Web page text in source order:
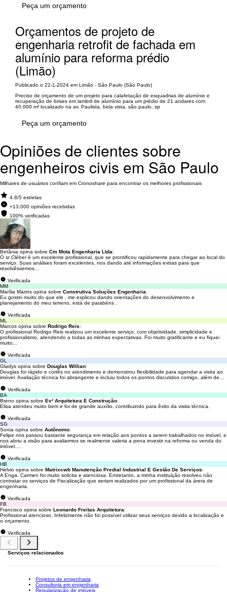
Peça um orçamento
Orçamentos de projeto de
engenharia retrofit de fachada em
alumínio para reforma prédio
(Limão)
Publicado o 22-1-2024 em Limão - São Paulo (São Paulo)
Preciso de orçamento de um projeto para calafetação de esquadrias de alumínio e
recuperação de brises em lambril de alumínio para um prédio de 21 andares com
40.000 m² localizado na av. Paulista, bela vista, são paulo, sp
Peça um orçamento
Opiniões de clientes sobre
engenheiros civis em São Paulo
Milhares de usuários confiam em Cronoshare para encontrar os melhores profissionais
4.8/5 estrelas
+13.000 opiniões recebidas
100% verificadas
Betânia opina sobre Cm Mota Engenharia Ltda:
O sr Cléber é um excelente profissional, que se prontificou rapidamente para chegar ao local do
serviço. Suas análises foram excelentes, nos dando até informações extras para que
resolvêssemos...
Verificada
MM
Marília Marins opina sobre Construtiva Soluções Engenharia:
Eu gostei muito do que ele , me explicou dando orientações do desenvolvimento e
planejamento do meu terreno, está de parabéns .
Verificada
ML
Marcos opina sobre Rodrigo Reis:
O profissional Rodrigo Reis realizou um excelente serviço, com objetividade, simplicidade e
profissionalismo, atendendo a todas as minhas expectativas. Foi muito gratificante e eu fiquei
muito...
Verificada
GL
Gladys opina sobre Douglas Willian:
Douglas foi rápido e cortês no atendimento e demonstrou flexibilidade para agendar a visita ao
imóvel. Avaliação técnica foi abrangente e incluiu todos os pontos discutidos comigo, além de...
Verificada
BA
Breno opina sobre Ev² Arquitetura E Construção:
Elisa atendeu muito bem e foi de grande auxílio, contribuindo para êxito da visita técnica.
Verificada
SG
Sonia opina sobre Autônomo:
Felipe nos passou bastante segurança em relação aos pontos a serem trabalhados no imóvel, e
nos abriu a visão para avaliarmos se realmente valeria a pena investir na reforma ou venda do
imóvel....
Verificada
HB
Helvio opina sobre Matrixcwb Manutenção Predial Industrial E Gestão De Serviços:
A Enga. Carmen foi muito solicita e atenciosa. Entretanto, a minha instituição resolveu não
contratar os serviços de Fiscalização que seriam realizados por um profissional da árera de
engenharia.
Verificada
FB
Francisco opina sobre Leonardo Freitas Arquitetura:
Profissional atencioso. Infelizmente não foi possível utilizar seus serviços devido a localização e
o orçamento.
Verificada
Serviços relacionados
Projetos de engenharia
Consultoria em engenharia
Regularização de imóveis